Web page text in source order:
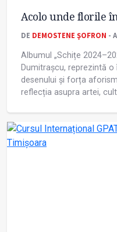
Acolo unde florile
DE DEMOSTENE ŞOFRON -
Albumul „Schițe
Dumitrașcu, reprezintă
desenului și forța
reflecția asupra artei,